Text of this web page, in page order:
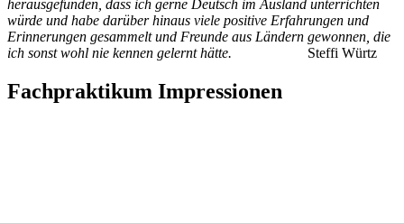
herausgefunden, dass ich gerne Deutsch im Ausland unterrichten
würde und habe darüber hinaus viele positive Erfahrungen und
Erinnerungen gesammelt und Freunde aus Ländern gewonnen, die
ich sonst wohl nie kennen gelernt hätte. Steffi Würtz
Fachpraktikum Impressionen